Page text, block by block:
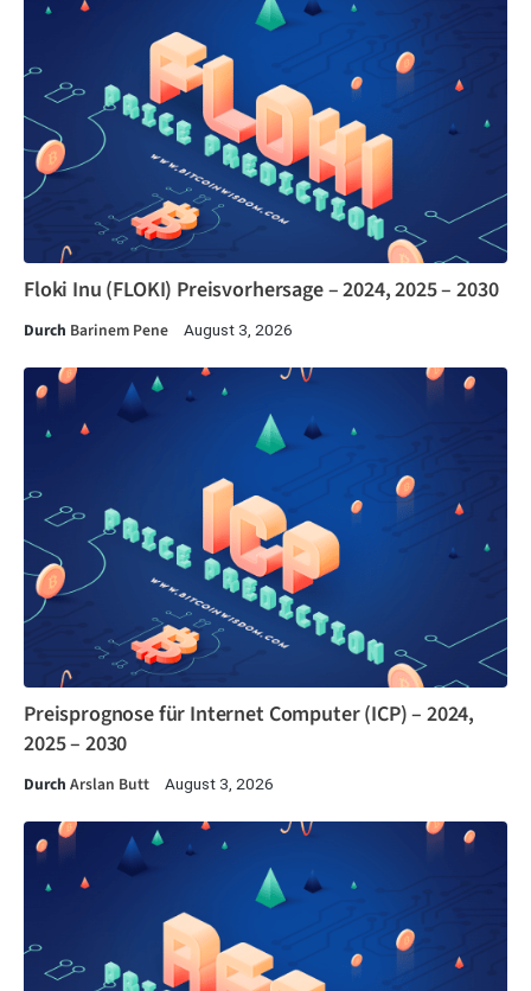
Floki Inu (FLOKI) Preisvorhersage – 2024, 2025 – 2030
Durch Barinem Pene August 3, 2026
Preisprognose für Internet Computer (ICP) – 2024,
2025 – 2030
Durch Arslan Butt August 3, 2026